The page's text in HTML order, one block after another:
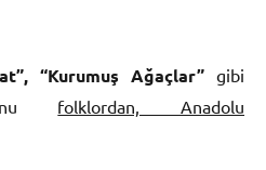
“Kurumuş Ağaçlar” gibi
folklordan, Anadolu